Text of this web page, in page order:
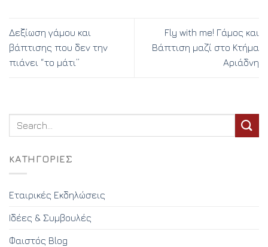
Δεξίωση γάμου και
βάπτισης που δεν την
πιάνει “το μάτι”
Fly with me! Γάμος και
Βάπτιση μαζί στο Κτήμα
Αριάδνη
KΑΤΗΓΟΡΊΕΣ
Εταιρικές Εκδηλώσεις
Ιδέες & Συμβουλές
Φαιστός Blog